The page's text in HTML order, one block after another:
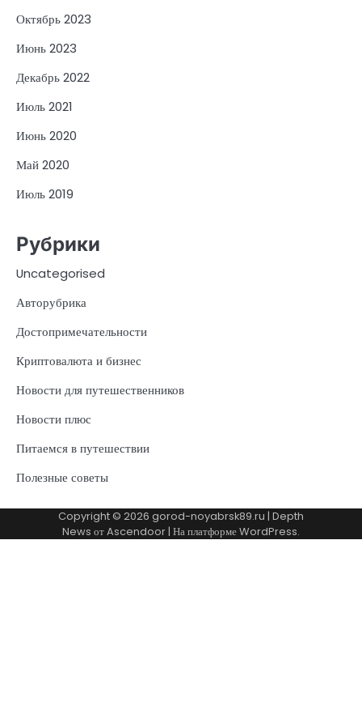
Октябрь 2023
Июнь 2023
Декабрь 2022
Июль 2021
Июнь 2020
Май 2020
Июль 2019
Рубрики
Uncategorised
Авторубрика
Достопримечательности
Криптовалюта и бизнес
Новости для путешественников
Новости плюс
Питаемся в путешествии
Полезные советы
Copyright © 2026 gorod-noyabrsk89.ru | Depth
News отAscendoor| На платформеWordPress.